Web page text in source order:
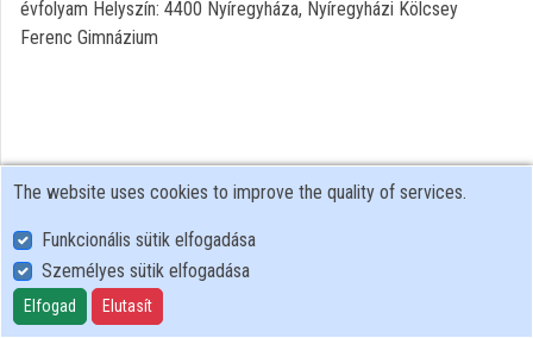
évfolyam Helyszín: 4400 Nyíregyháza, Nyíregyházi Kölcsey
Ferenc Gimnázium
User Policy
Adatkezelési tájékoztató (en)
Cookie Policy
The website uses cookies to improve the quality of services.
Funkcionális sütik elfogadása
Személyes sütik elfogadása
Elfogad Elutasít